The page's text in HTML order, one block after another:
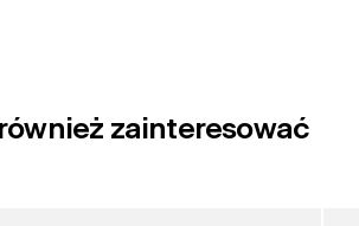
zainteresować